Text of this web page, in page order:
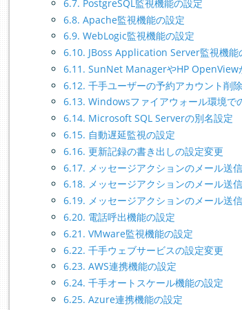
6.7. PostgreSQL監視機能の設定
6.8. Apache監視機能の設定
6.9. WebLogic監視機能の設定
6.10. JBoss Application Server監視機能
6.11. SunNet ManagerやHP OpenView
6.12. 千手ユーザーの予約アカウント削
6.13. Windowsファイアウォール環境で
6.14. Microsoft SQL Serverの別名設定
6.15. 自動遅延監視の設定
6.16. 更新記録の書き出しの設定変更
6.17. メッセージアクションのメール送
6.18. メッセージアクションのメール送
6.19. メッセージアクションのメール送
6.20. 電話呼出機能の設定
6.21. VMware監視機能の設定
6.22. 千手ウェブサービスの設定変更
6.23. AWS連携機能の設定
6.24. 千手オートスケール機能の設定
6.25. Azure連携機能の設定